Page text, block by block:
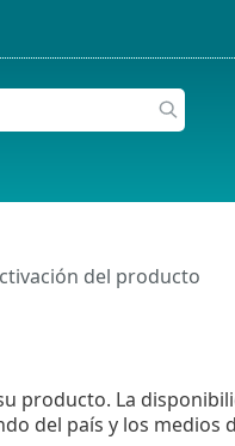
del producto
producto. La
del país y los medios